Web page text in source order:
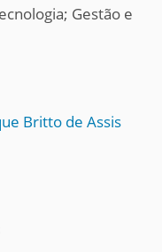
Gestão e
Britto de Assis